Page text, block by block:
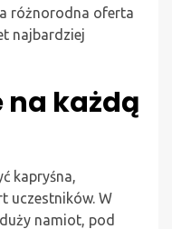
różnorodna oferta
najbardziej
na każdą
kapryśna,
uczestników. W
namiot, pod